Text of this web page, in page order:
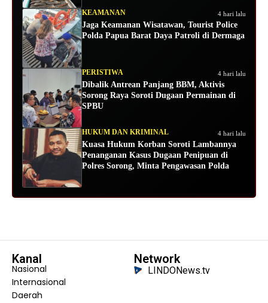
KEAMANAN 4 hari lalu
Jaga Keamanan Wisatawan, Tourist Police
Polda Papua Barat Daya Patroli di Dermaga
PERISTIWA 4 hari lalu
Dibalik Antrean Panjang BBM, Aktivis
Sorong Raya Soroti Dugaan Permainan di
SPBU
HUKUM DAN KRIMINAL 4 hari lalu
Kuasa Hukum Korban Soroti Lambannya
Penanganan Kasus Dugaan Penipuan di
Polres Sorong, Minta Pengawasan Polda
Kanal
Nasional
Internasional
Daerah
Network
LINDONews.tv